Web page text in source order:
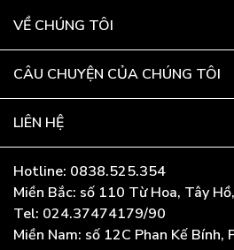
VỀ CHÚNG TÔI
CÂU CHUYỆN CỦA CHÚNG TÔI
LIÊN HỆ
Hotline: 0838.525.354
Miền Bắc: số 110 Từ Hoa, Tây
Tel: 024.37474179/90
Miền Nam: số 12C Phan Kế Bính,